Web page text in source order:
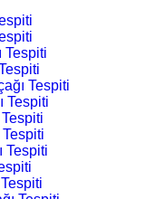
Tespiti
Tespiti
Tespiti
Tespiti
Tespiti